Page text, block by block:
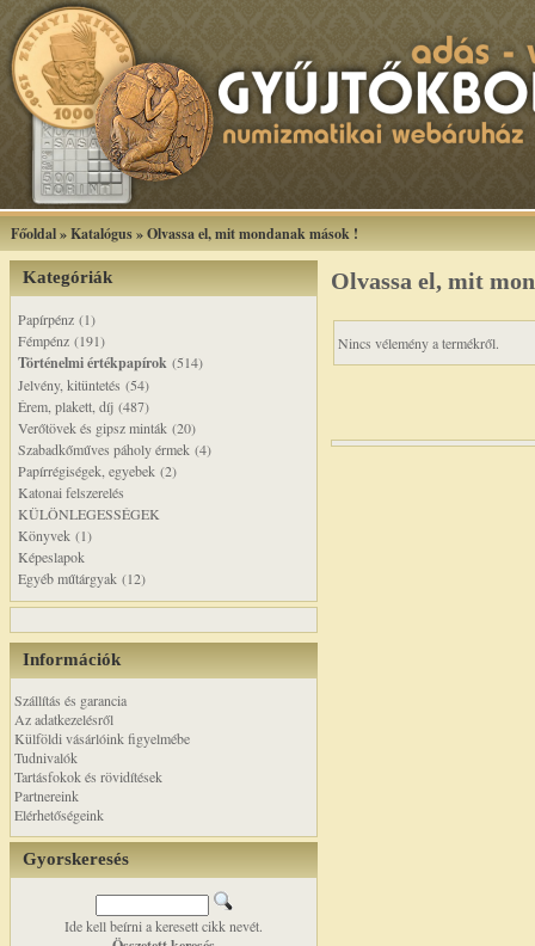
Főoldal»Katalógus»Olvassa el, mit mondanak mások !
Kategóriák
Papírpénz (1)
Fémpénz (191)
Történelmi értékpapírok (514)
Jelvény, kitüntetés (54)
Érem, plakett, díj (487)
Verőtövek és gipsz minták (20)
Szabadkőműves páholy érmek (4)
Papírrégiségek, egyebek (2)
Katonai felszerelés
KÜLÖNLEGESSÉGEK
Könyvek (1)
Képeslapok
Egyéb műtárgyak (12)
Információk
Szállítás és garancia
Az adatkezelésről
Külföldi vásárlóink figyelmébe
Tudnivalók
Tartásfokok és rövidítések
Partnereink
Elérhetőségeink
Gyorskeresés
Ide kell beírni a keresett cikk nevét.
Olvassa el, mit
Nincs vélemény a termékről.